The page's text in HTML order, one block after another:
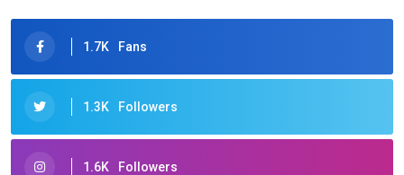
1.7K Fans
1.3K Followers
1.6K Followers